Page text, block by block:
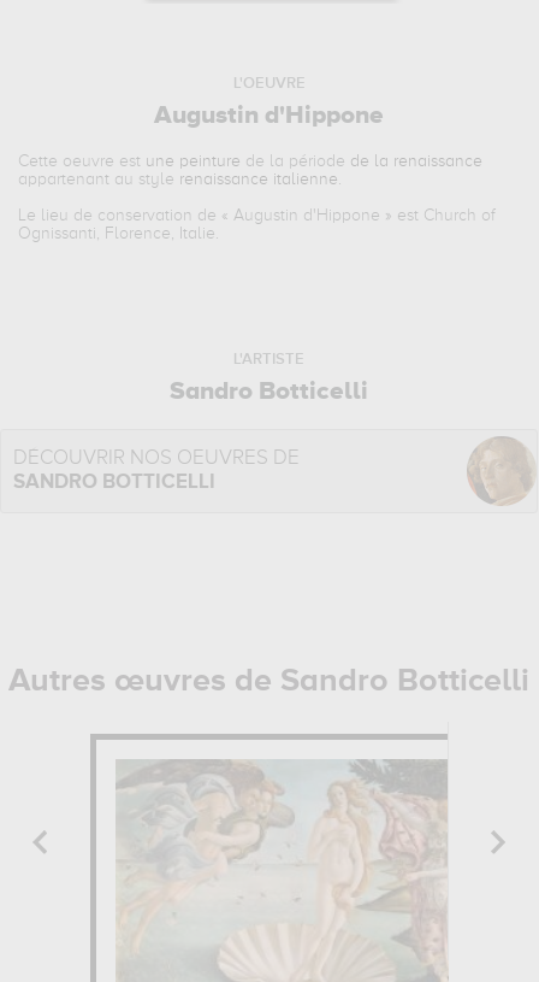
L'OEUVRE
Augustin d'Hippone
Cette oeuvre est une peinture de la période de la renaissance
appartenant au style renaissance italienne.
Le lieu de conservation de «Augustin d'Hippone » est Church of
Ognissanti, Florence, Italie.
L'ARTISTE
Sandro Botticelli
DÉCOUVRIR NOS OEUVRES DE
SANDRO BOTTICELLI
Autres œuvres de Sandro Botticelli